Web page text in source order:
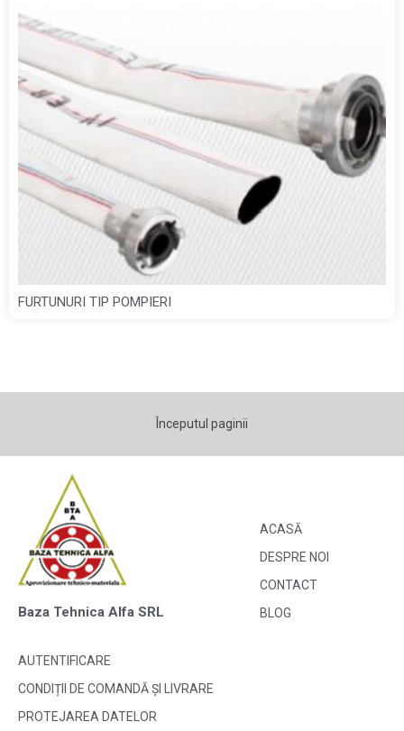
FURTUNURI TIP POMPIERI
Începutul paginii
Baza Tehnica Alfa SRL
ACASĂ
DESPRE NOI
CONTACT
BLOG
AUTENTIFICARE
CONDIȚII DE COMANDĂ ȘI LIVRARE
PROTEJAREA DATELOR